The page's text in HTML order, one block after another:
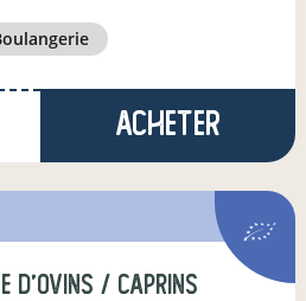
boulangerie
Acheter
d'ovins / caprins